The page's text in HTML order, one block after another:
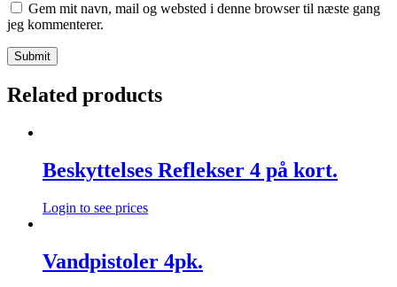
Gem mit navn, mail og websted i denne browser til næste gang
jeg kommenterer.
Related products
Beskyttelses Reflekser 4 på kort.
Login to see prices
Vandpistoler 4pk.